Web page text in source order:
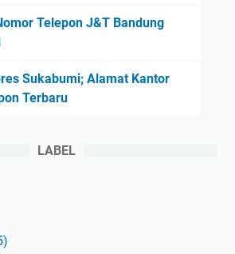
Telepon J&T Bandung
Sukabumi; Alamat Kantor
Terbaru
LABEL